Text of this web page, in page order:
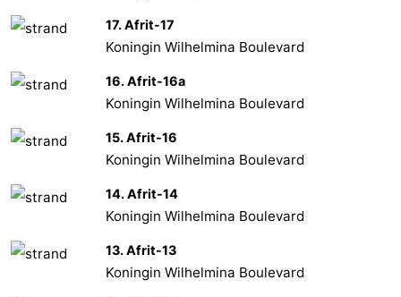
17. Afrit-17
Koningin Wilhelmina Boulevard
16. Afrit-16a
Koningin Wilhelmina Boulevard
15. Afrit-16
Koningin Wilhelmina Boulevard
14. Afrit-14
Koningin Wilhelmina Boulevard
13. Afrit-13
Koningin Wilhelmina Boulevard